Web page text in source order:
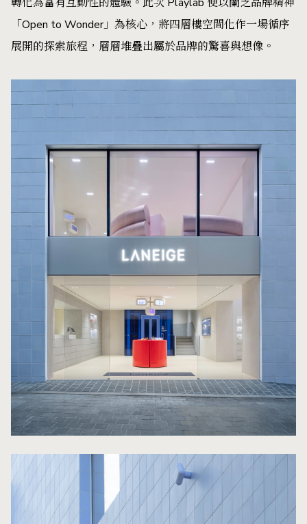
「Open to Wonder」為核心，將四層樓空間化作一場循序
展開的探索旅程，層層堆疊出屬於品牌的驚喜與想像。